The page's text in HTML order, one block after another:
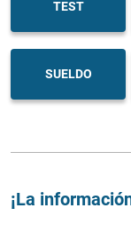
TEST
SUELDO
¡La